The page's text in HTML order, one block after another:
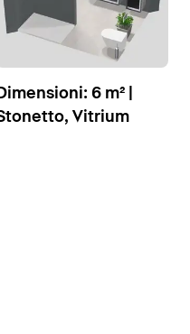
6 m² |
Vitrium